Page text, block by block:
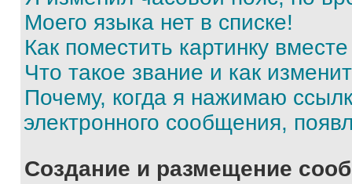
Моего языка нет в списке!
Как поместить картинку
Что такое звание и как
Почему, когда я нажимаю
электронного сообщения,
Создание и размещение